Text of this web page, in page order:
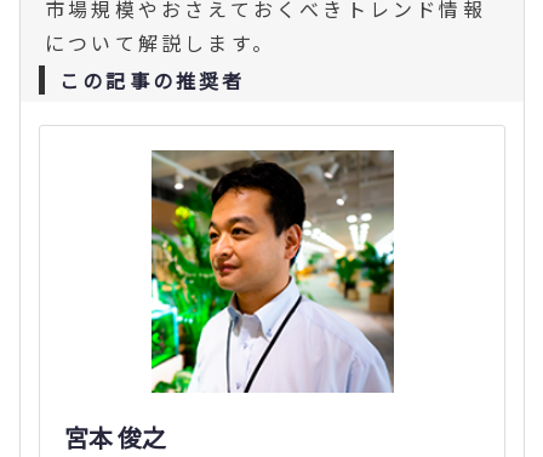
市場規模やおさえておくべきトレンド情報
について解説します。
この記事の推奨者
宮本 俊之